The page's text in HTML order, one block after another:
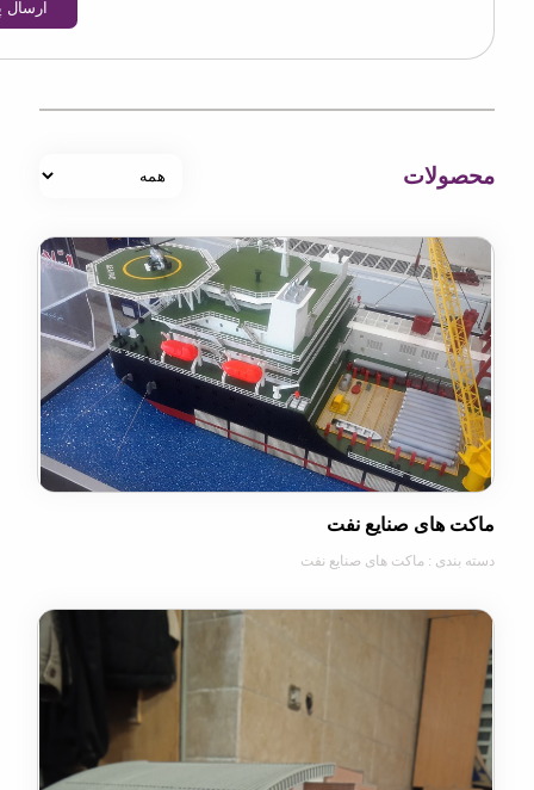
صنایع نفت
: ماکت های صنایع نفت